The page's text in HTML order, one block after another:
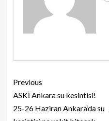
Previous
ASKİ Ankara su kesintisi!
25-26 Haziran Ankara’da su